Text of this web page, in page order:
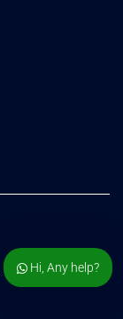
Hi, Any help?